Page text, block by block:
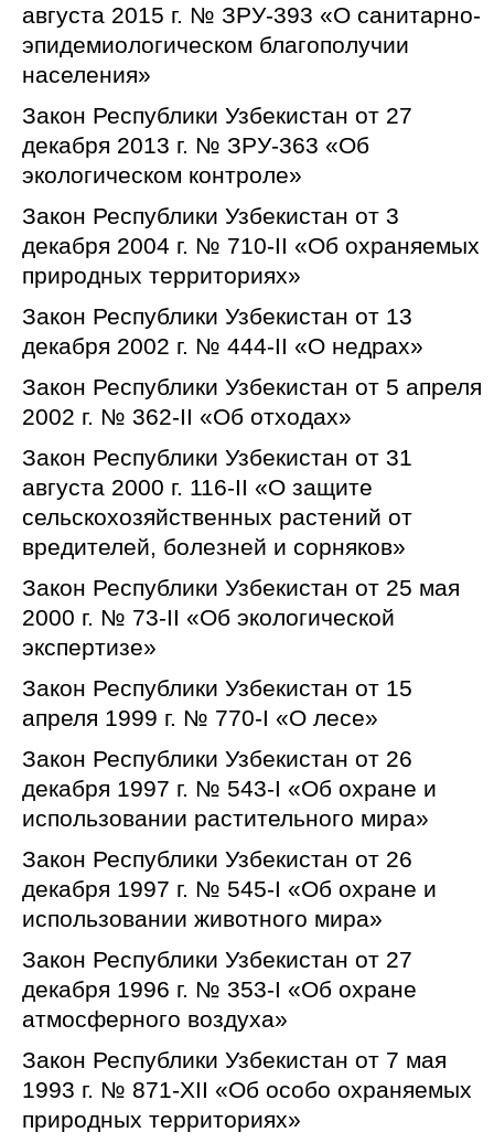
августа 2015 г. № ЗРУ-393 «О санитарно-
эпидемиологическом благополучии
населения»
Закон Республики Узбекистан от 27
декабря 2013 г. № ЗРУ-363 «Об
экологическом контроле»
Закон Республики Узбекистан от 3
декабря 2004 г. № 710-II «Об охраняемых
природных территориях»
Закон Республики Узбекистан от 13
декабря 2002 г. № 444-II «О недрах»
Закон Республики Узбекистан от 5 апреля
2002 г. № 362-II «Об отходах»
Закон Республики Узбекистан от 31
августа 2000 г. 116-II «О защите
сельскохозяйственных растений от
вредителей, болезней и сорняков»
Закон Республики Узбекистан от 25 мая
2000 г. № 73-II «Об экологической
экспертизе»
Закон Республики Узбекистан от 15
апреля 1999 г. № 770-I «О лесе»
Закон Республики Узбекистан от 26
декабря 1997 г. № 543-I «Об охране и
использовании растительного мира»
Закон Республики Узбекистан от 26
декабря 1997 г. № 545-I «Об охране и
использовании животного мира»
Закон Республики Узбекистан от 27
декабря 1996 г. № 353-I «Об охране
атмосферного воздуха»
Закон Республики Узбекистан от 7 мая
1993 г. № 871-XII «Об особо охраняемых
природных территориях»